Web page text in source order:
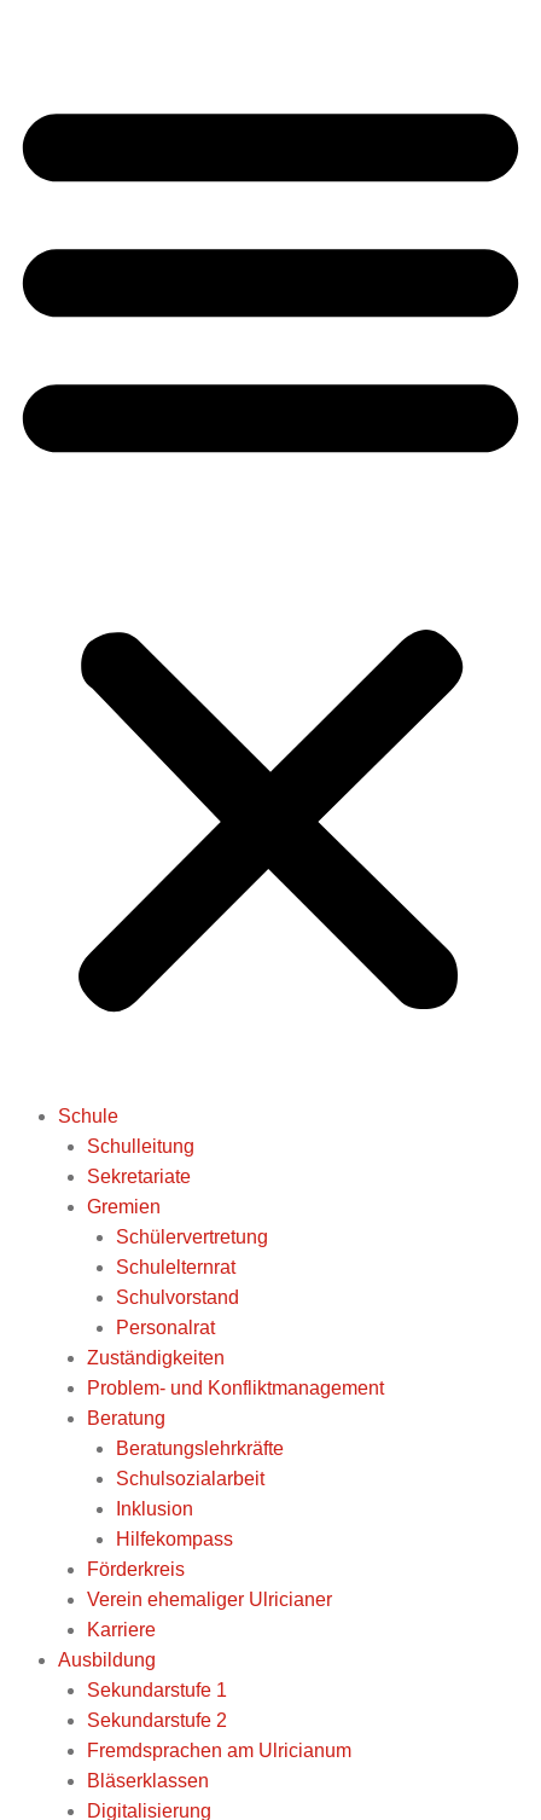
Schule
Schulleitung
Sekretariate
Gremien
Schülervertretung
Schulelternrat
Schulvorstand
Personalrat
Zuständigkeiten
Problem- und Konfliktmanagement
Beratung
Beratungslehrkräfte
Schulsozialarbeit
Inklusion
Hilfekompass
Förderkreis
Verein ehemaliger Ulricianer
Karriere
Ausbildung
Sekundarstufe 1
Sekundarstufe 2
Fremdsprachen am Ulricianum
Bläserklassen
Digitalisierung